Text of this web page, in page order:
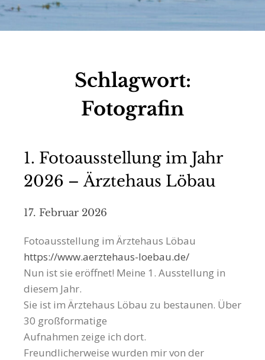
Schlagwort:
Fotografin
1. Fotoausstellung im Jahr
2026 – Ärztehaus Löbau
17. Februar 2026
Fotoausstellung im Ärztehaus Löbau
https://www.aerztehaus-loebau.de/
Nun ist sie eröffnet! Meine 1. Ausstellung in
diesem Jahr.
Sie ist im Ärztehaus Löbau zu bestaunen. Über
30 großformatige
Aufnahmen zeige ich dort.
Freundlicherweise wurden mir von der